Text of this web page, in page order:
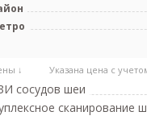
↓ Указана цена с
сосудов шеи
сканирование